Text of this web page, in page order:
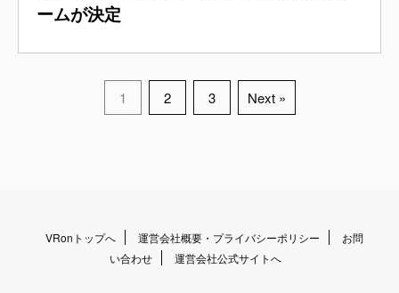
ームが決定
1 2 3 Next »
VRonトップへ 運営会社概要・プライバシーポリシー
お問
い合わせ
運営会社公式サイトへ